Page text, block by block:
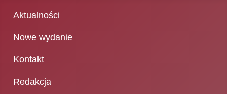
Aktualności
Nowe wydanie
Kontakt
Redakcja